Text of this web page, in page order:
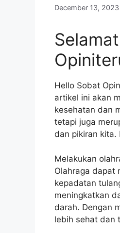
December 13, 2023
Hello Sobat
artikel ini akan
kesehatan dan
tetapi juga
dan pikiran kita.
Melakukan
Olahraga dapat
kepadatan
meningkatkan
darah. Dengan
lebih sehat dan